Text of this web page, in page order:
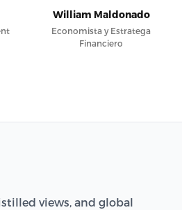
William Maldonado
Economista y Estratega
Financiero
views, and global